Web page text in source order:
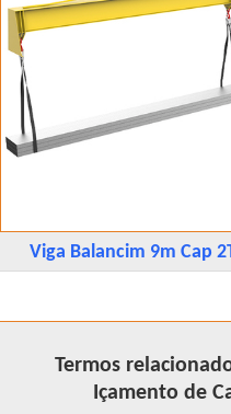
Viga Balancim 9m Cap
Termos
Içamento de